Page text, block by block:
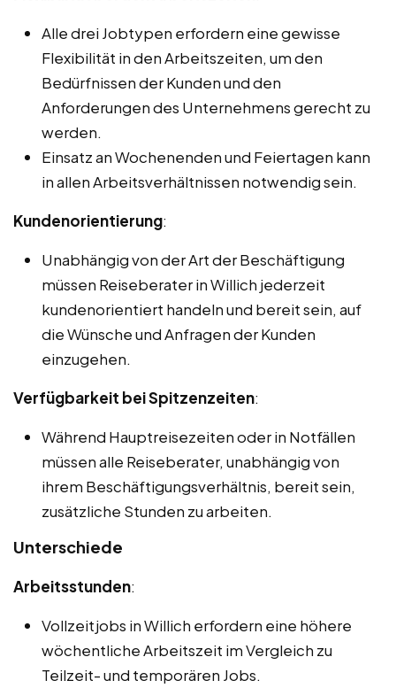
Alle drei Jobtypen erfordern eine gewisse
Flexibilität in den Arbeitszeiten, um den
Bedürfnissen der Kunden und den
Anforderungen des Unternehmens gerecht zu
werden.
Einsatz an Wochenenden und Feiertagen kann
in allen Arbeitsverhältnissen notwendig sein.
Kundenorientierung:
Unabhängig von der Art der Beschäftigung
müssen Reiseberater in Willich jederzeit
kundenorientiert handeln und bereit sein, auf
die Wünsche und Anfragen der Kunden
einzugehen.
Verfügbarkeit bei Spitzenzeiten:
Während Hauptreisezeiten oder in Notfällen
müssen alle Reiseberater, unabhängig von
ihrem Beschäftigungsverhältnis, bereit sein,
zusätzliche Stunden zu arbeiten.
Unterschiede
Arbeitsstunden:
Vollzeitjobs in Willich erfordern eine höhere
wöchentliche Arbeitszeit im Vergleich zu
Teilzeit- und temporären Jobs.